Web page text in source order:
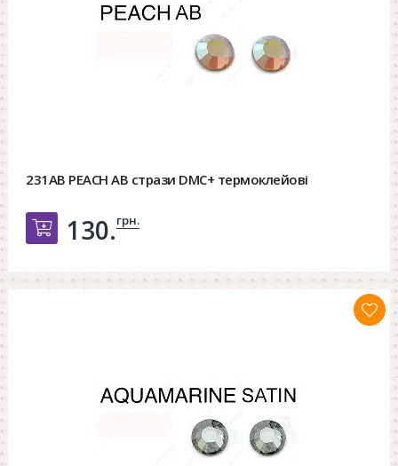
231AB PEACH AB стрази DMC+ термоклейові
Добавить в корзину
130.грн.